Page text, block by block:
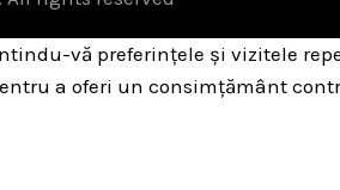
vă preferințele și vizitele
a oferi un consimțământ